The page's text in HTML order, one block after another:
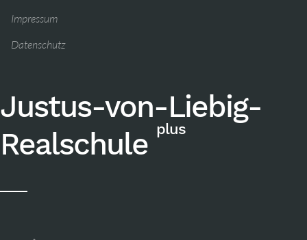
Impressum
Datenschutz
Justus-von-Liebig-
Realschule plus